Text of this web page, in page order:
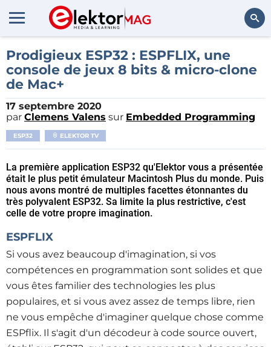
Rechercher
Prodigieux ESP32 : ESPFLIX, une
console de jeux 8 bits & micro-clone
de Mac+
17 septembre 2020
par Clemens Valens sur Embedded Programming
ESP32 ELEKTOR TV
La première application ESP32 qu'Elektor vous a présentée
était le plus petit émulateur Macintosh Plus du monde. Puis
nous avons montré de multiples facettes étonnantes du
très polyvalent ESP32. Sa limite la plus restrictive, c'est
celle de votre propre imagination.
ESPFLIX
Si vous avez beaucoup d'imagination, si vos
compétences en programmation sont solides et que
vous êtes familier des technologies les plus
populaires, et si vous avez assez de temps libre, rien
ne vous empêche d'imaginer quelque chose comme
ESPflix. Il s'agit d'un décodeur à code source ouvert,